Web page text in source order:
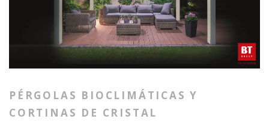
PÉRGOLAS BIOCLIMÁTICAS Y
CORTINAS DE CRISTAL